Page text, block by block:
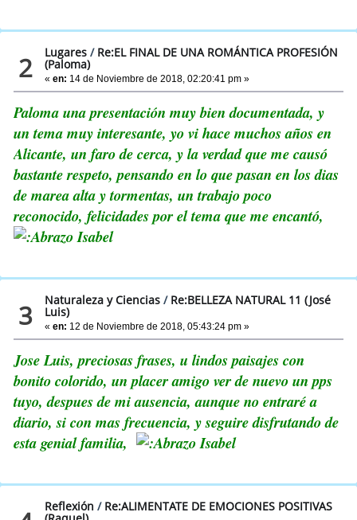
2 Lugares / Re:EL FINAL DE UNA ROMÁNTICA PROFESIÓN
(Paloma)
«en: 14 de Noviembre de 2018, 02:20:41 pm »
Paloma una presentación muy bien documentada, y
un tema muy interesante, yo vi hace muchos años en
Alicante, un faro de cerca, y la verdad que me causó
bastante respeto, pensando en lo que pasan en los dias
de marea alta y tormentas, un trabajo poco
reconocido, felicidades por el tema que me encantó,
Isabel
3 Naturaleza y Ciencias / Re:BELLEZA NATURAL 11 (José
Luis)
«en: 12 de Noviembre de 2018, 05:43:24 pm »
Jose Luis, preciosas frases, u lindos paisajes con
bonito colorido, un placer amigo ver de nuevo un pps
tuyo, despues de mi ausencia, aunque no entraré a
diario, si con mas frecuencia, y seguire disfrutando de
esta genial familia,
Isabel
Reflexión / Re:ALIMENTATE DE EMOCIONES POSITIVAS